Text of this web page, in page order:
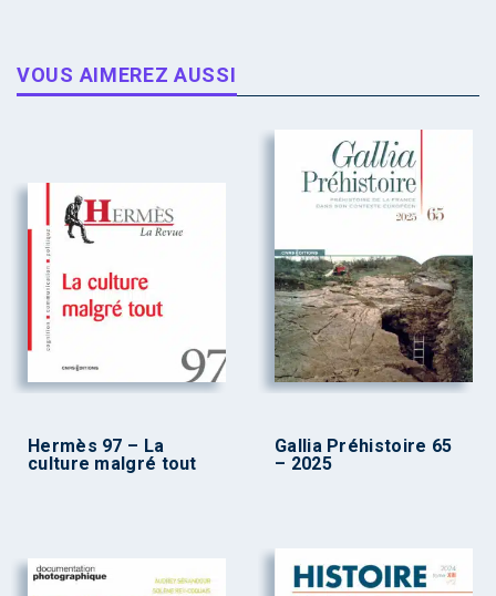
VOUS AIMEREZ AUSSI
Hermès 97 – La
culture malgré tout
Gallia Préhistoire 65
– 2025